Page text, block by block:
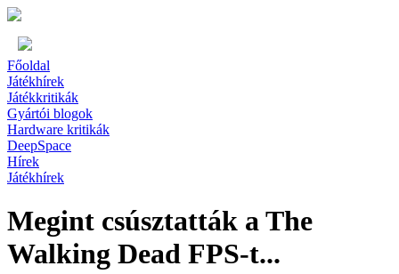
Főoldal
Játékhírek
Játékkritikák
Gyártói blogok
Hardware kritikák
DeepSpace
Hírek
Játékhírek
Megint csúsztatták a The
Walking Dead FPS-t...